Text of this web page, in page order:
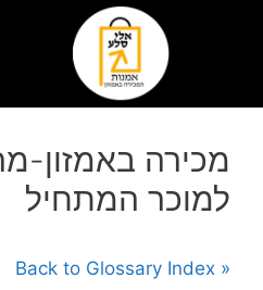
מכירה באמזון-
למוכר המתחיל
« Back to Glossary Index